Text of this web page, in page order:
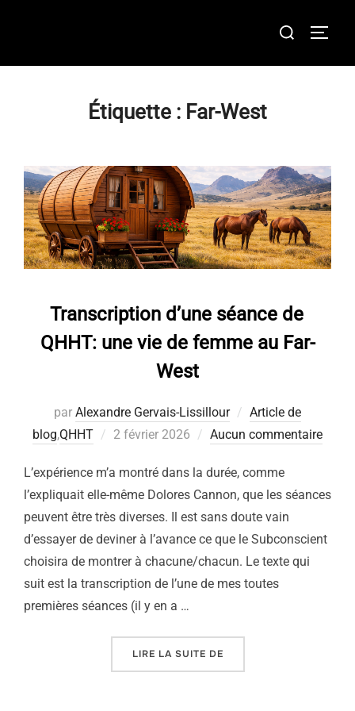
Rechercher :
Étiquette : Far-West
Transcription d’une séance de
QHHT: une vie de femme au Far-
West
par Alexandre Gervais-Lissillour
Article de
blog,QHHT
Publié
2 février 2026 Aucun commentaire
L’expérience m’a montré dans la durée, comme
l’expliquait elle-même Dolores Cannon, que les séances
peuvent être très diverses. Il est sans doute vain
d’essayer de deviner à l’avance ce que le Subconscient
choisira de montrer à chacune/chacun. Le texte qui
suit est la transcription de l’une de mes toutes
premières séances (il y en a …
LIRE LA SUITE DE« TRANSCRIPTION